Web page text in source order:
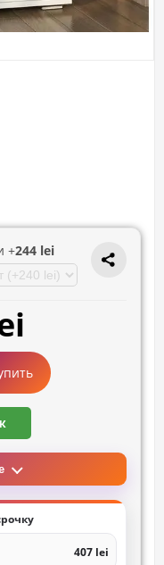
+244 lei
407 lei